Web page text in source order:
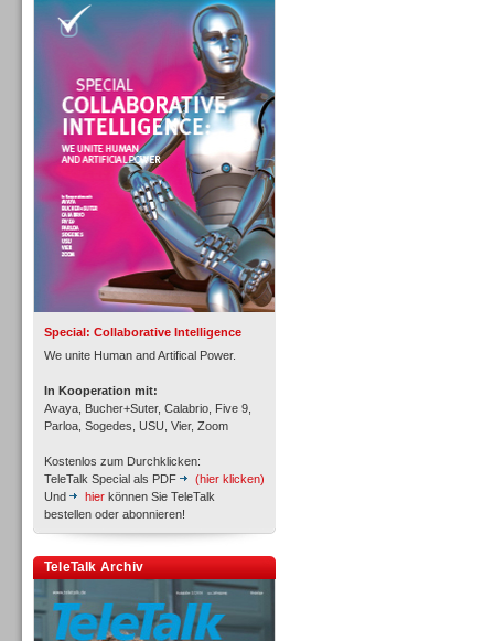
Special: Collaborative Intelligence
We unite Human and Artifical Power.
In Kooperation mit:
Avaya, Bucher+Suter, Calabrio, Five 9,
Parloa, Sogedes, USU, Vier, Zoom
Kostenlos zum Durchklicken:
TeleTalk Special als PDF
(hier klicken)
Und
hier können Sie TeleTalk
bestellen oder abonnieren!
TeleTalk Archiv
Personal
Inbound
Inbound